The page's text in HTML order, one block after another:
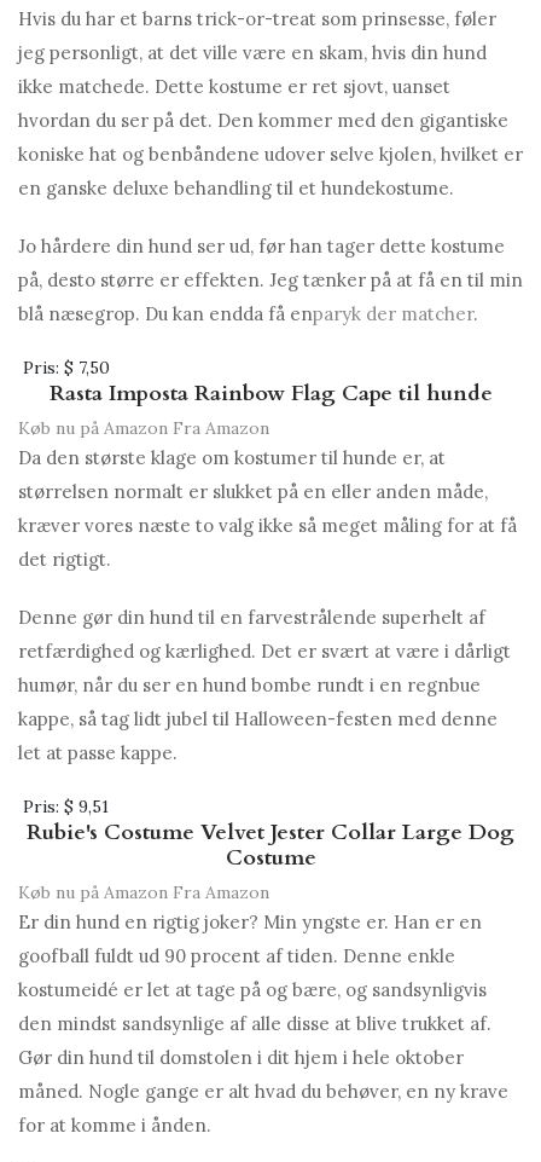
Hvis du har et barns trick-or-treat som prinsesse, føler
jeg personligt, at det ville være en skam, hvis din hund
ikke matchede. Dette kostume er ret sjovt, uanset
hvordan du ser på det. Den kommer med den gigantiske
koniske hat og benbåndene udover selve kjolen, hvilket er
en ganske deluxe behandling til et hundekostume.
Jo hårdere din hund ser ud, før han tager dette kostume
på, desto større er effekten. Jeg tænker på at få en til min
blå næsegrop. Du kan endda få enparyk der matcher.
Pris: $ 7,50
Rasta Imposta Rainbow Flag Cape til hunde
Køb nu på Amazon Fra Amazon
Da den største klage om kostumer til hunde er, at
størrelsen normalt er slukket på en eller anden måde,
kræver vores næste to valg ikke så meget måling for at få
det rigtigt.
Denne gør din hund til en farvestrålende superhelt af
retfærdighed og kærlighed. Det er svært at være i dårligt
humør, når du ser en hund bombe rundt i en regnbue
kappe, så tag lidt jubel til Halloween-festen med denne
let at passe kappe.
Pris: $ 9,51
Rubie's Costume Velvet Jester Collar Large Dog
Costume
Køb nu på Amazon Fra Amazon
Er din hund en rigtig joker? Min yngste er. Han er en
goofball fuldt ud 90 procent af tiden. Denne enkle
kostumeidé er let at tage på og bære, og sandsynligvis
den mindst sandsynlige af alle disse at blive trukket af.
Gør din hund til domstolen i dit hjem i hele oktober
måned. Nogle gange er alt hvad du behøver, en ny krave
for at komme i ånden.